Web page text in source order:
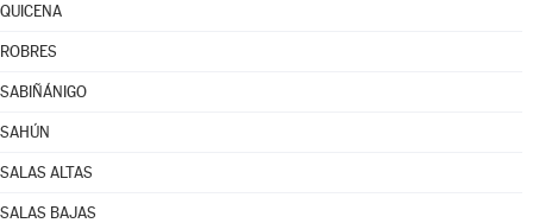
QUICENA
ROBRES
SABIÑÁNIGO
SAHÚN
SALAS ALTAS
SALAS BAJAS